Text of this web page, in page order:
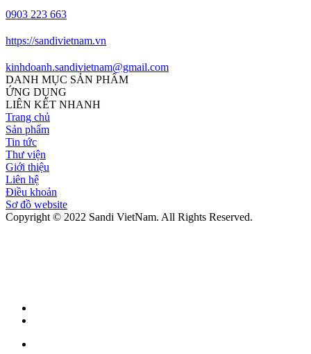
0903 223 663
https://sandivietnam.vn
kinhdoanh.sandivietnam@gmail.com
DANH MỤC SẢN PHẨM
ỨNG DỤNG
LIÊN KẾT NHANH
Trang chủ
Sản phẩm
Tin tức
Thư viện
Giới thiệu
Liên hệ
Điều khoản
Sơ đồ website
Copyright © 2022 Sandi VietNam. All Rights Reserved.